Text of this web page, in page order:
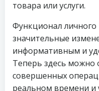
товара или услуги.
Функционал личного
значительные
информативным и
Теперь здесь можно
совершенных
реальном времени и